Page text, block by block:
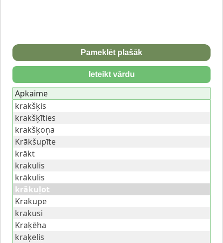
Pameklēt plašāk
Ieteikt vārdu
Apkaime
krakšķis
krakšķīties
krakšķoņa
Krākšupīte
krākt
krakulis
krākulis
krākuļot
Krakupe
krakusi
Kraķēha
kraķelis